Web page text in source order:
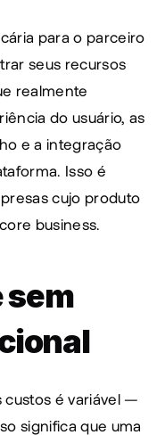
para o parceiro
seus recursos
realmente
do usuário, as
e a integração
Isso é
cujo produto
business.
sem
custos é variável —
significa que uma